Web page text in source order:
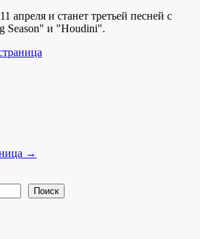
апреля и станет третьей песней с
Season" и "Houdini".
→
Поиск